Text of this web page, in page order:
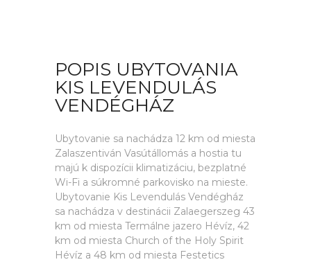
POPIS UBYTOVANIA
KIS LEVENDULÁS
VENDÉGHÁZ
Ubytovanie sa nachádza 12 km od miesta
Zalaszentiván Vasútállomás a hostia tu
majú k dispozícii klimatizáciu, bezplatné
Wi-Fi a súkromné parkovisko na mieste.
Ubytovanie Kis Levendulás Vendégház
sa nachádza v destinácii Zalaegerszeg 43
km od miesta Termálne jazero Hévíz, 42
km od miesta Church of the Holy Spirit
Hévíz a 48 km od miesta Festetics